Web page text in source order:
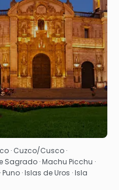
· Cuzco/Cusco ·
· Machu Picchu ·
· Islas de Uros · Isla